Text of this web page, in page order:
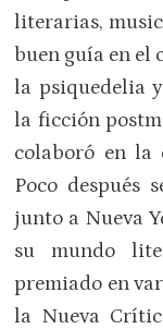
literarias,
buen guía en el
la psiquedelia
la ficción
colaboró en
Poco después
junto a Nueva
su mundo
premiado en
la Nueva